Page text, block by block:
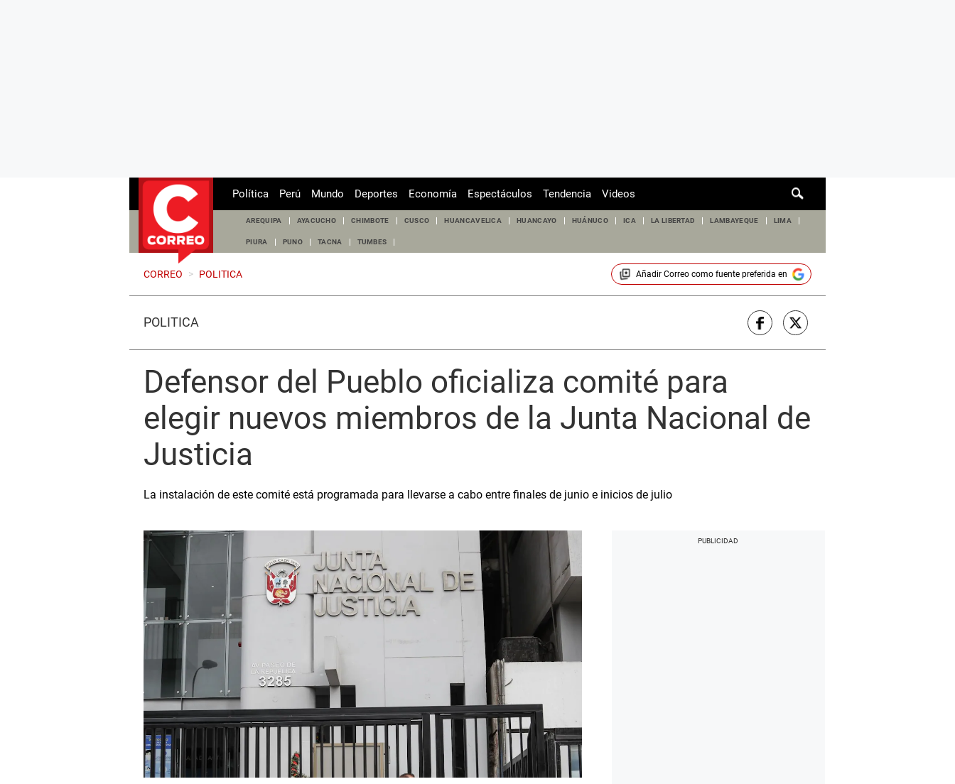
de
Política Perú Mundo Deportes Economía Espectáculos Tendencia Videos
AREQUIPA AYACUCHO CHIMBOTE CUSCO HUANCAVELICA HUANCAYO HUÁNUCO ICA LA LIBERTAD LAMBAYEQUE LIMA
PIURA PUNO TACNA TUMBES
CORREO > POLITICA Añadir Correocomo fuente preferida en
POLÍTICA
Defensor del Pueblo oficializa comité para
elegir nuevos miembros de la Junta Nacional de
Justicia
La instalación de este comité está programada para llevarse a cabo entre finales de junio e inicios de julio